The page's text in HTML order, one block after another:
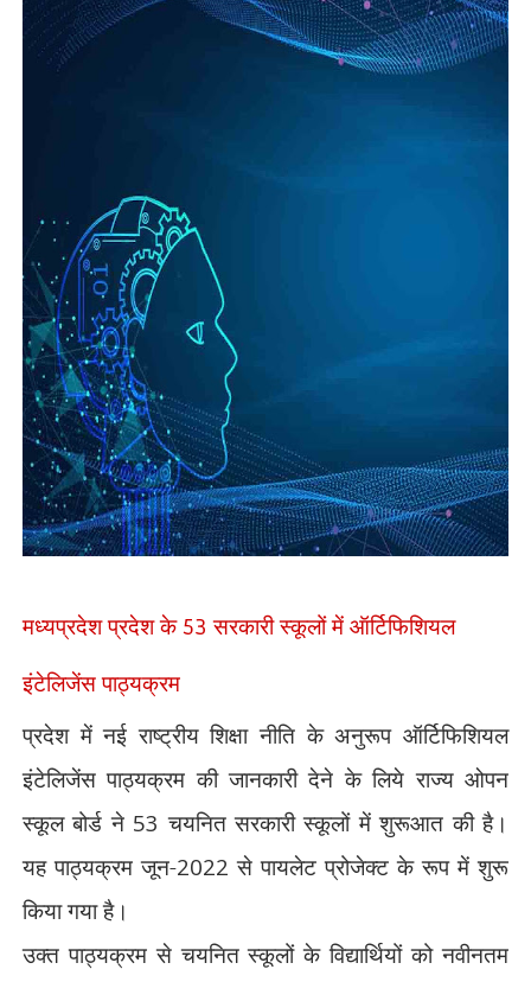
मध्यप्रदेश प्रदेश के53 सरकारी स्कूलों में ऑर्टिफिशियल
इंटेलिजेंस पाठ्यक्रम
प्रदेश में नई राष्ट्रीय शिक्षा नीति के अनुरूप ऑर्टिफिशियल
इंटेलिजेंस पाठ्यक्रम की जानकारी देने के लिये राज्य ओपन
स्कूल बोर्ड ने 53 चयनित सरकारी स्कूलों में शुरूआत की है।
यह पाठ्यक्रम जून-2022 से पायलेट प्रोजेक्ट के रूप में शुरू
किया गया है।
उक्त पाठ्यक्रम से चयनित स्कूलों के विद्यार्थियों को नवीनतम